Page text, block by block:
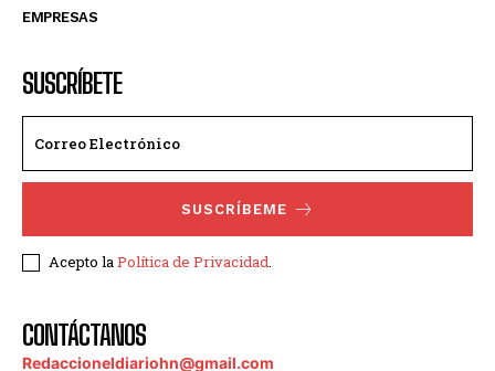
EMPRESAS
SUSCRÍBETE
SUSCRÍBEME
Acepto la Política de Privacidad
CONTÁCTANOS
Redaccioneldiariohn@gmail.com